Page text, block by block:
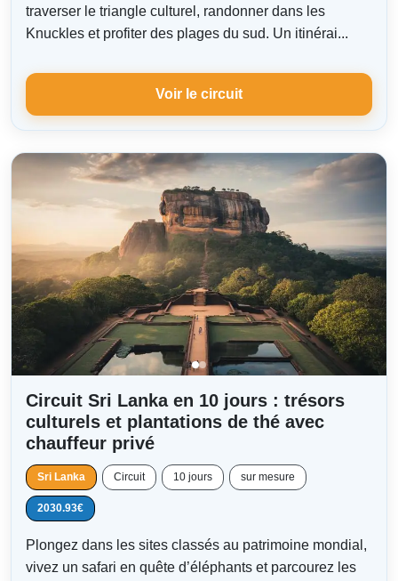
traverser le triangle culturel, randonner dans les
Knuckles et profiter des plages du sud. Un itinérai...
Voir le circuit
Circuit Sri Lanka en 10 jours : trésors
culturels et plantations de thé avec
chauffeur privé
Sri Lanka Circuit 10 jours sur mesure
2030.93€
Plongez dans les sites classés au patrimoine mondial,
vivez un safari en quête d’éléphants et parcourez les